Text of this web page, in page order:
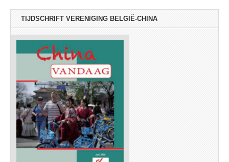
TIJDSCHRIFT VERENIGING BELGIË-CHINA